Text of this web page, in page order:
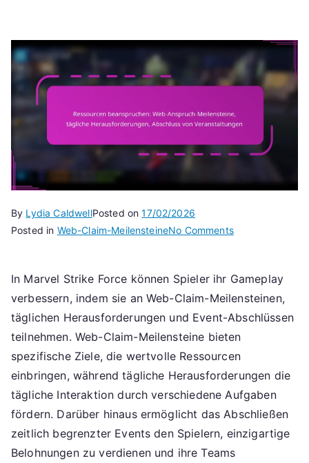
By Lydia CaldwellPosted on17/02/2026
Posted in Web-Claim-MeilensteineNo Commentson
Web-
Anspruch-
Meilensteine,
tägliche
Veranstaltungen
In Marvel Strike Force können Spieler ihr Gameplay
verbessern, indem sie an Web-Claim-Meilensteinen,
täglichen Herausforderungen und Event-Abschlüssen
teilnehmen. Web-Claim-Meilensteine bieten
spezifische Ziele, die wertvolle Ressourcen
einbringen, während tägliche Herausforderungen die
tägliche Interaktion durch verschiedene Aufgaben
fördern. Darüber hinaus ermöglicht das Abschließen
zeitlich begrenzter Events den Spielern, einzigartige
Belohnungen zu verdienen und ihre Teams